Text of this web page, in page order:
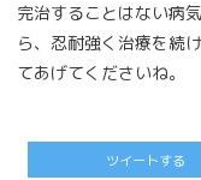
完治することはない病
ら、忍耐強く治療を続
てあげてくださいね。
ツイートする